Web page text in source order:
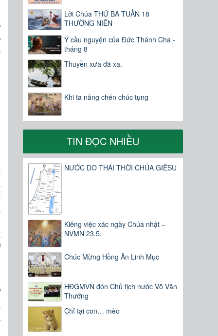
Lời Chúa THỨ BA TUẦN 18
THƯỜNG NIÊN
Ý cầu nguyện của Đức Thánh Cha -
tháng 8
Thuyền xưa đã xa.
Khi ta nâng chén chúc tụng
TIN ĐỌC NHIỀU
NƯỚC DO THÁI THỜI CHÚA GIÊSU
Kiêng việc xác ngày Chúa nhật –
NVMN 23.5.
Chúc Mừng Hồng Ân Linh Mục
HĐGMVN đón Chủ tịch nước Võ Văn
Thưởng
Chỉ tại con… mèo